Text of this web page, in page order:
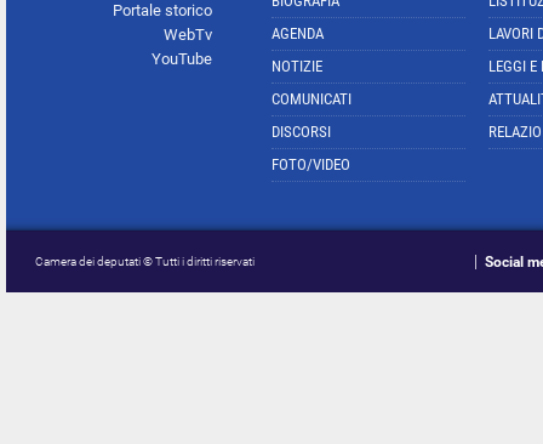
Portale storico
WebTv
YouTube
AGENDA
NOTIZIE
COMUNICATI
DISCORSI
FOTO/VIDEO
LAVORI
LEGGI E
Camera dei deputati © Tutti i diritti riservati Social